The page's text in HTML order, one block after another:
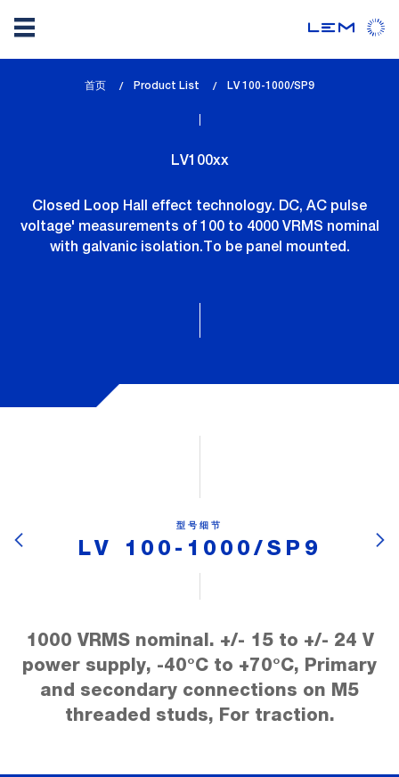
首页 Product List
lem_current_page
LV 100-1000/SP9
LV100xx
Closed Loop Hall effect technology. DC, AC pulse
voltage' measurements of 100 to 4000 VRMS nominal
with galvanic isolation.To be panel mounted.
型号细节
LV 100-1000/SP9
1000 VRMS nominal. +/- 15 to +/- 24 V
power supply, -40°C to +70°C, Primary
and secondary connections on M5
threaded studs, For traction.